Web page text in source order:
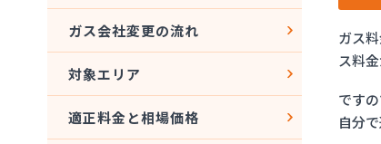
ガス
ス料
です
自分
ガス会社変更の流れ
対象エリア
適正料金と相場価格